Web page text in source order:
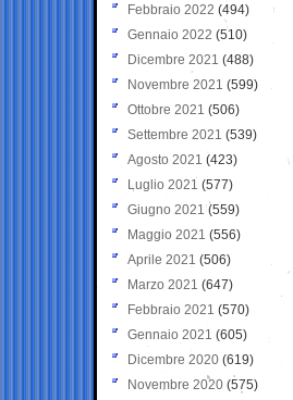
Febbraio 2022 (494)
Gennaio 2022 (510)
Dicembre 2021 (488)
Novembre 2021 (599)
Ottobre 2021 (506)
Settembre 2021 (539)
Agosto 2021 (423)
Luglio 2021 (577)
Giugno 2021(559)
Maggio 2021 (556)
Aprile 2021 (506)
Marzo 2021 (647)
Febbraio 2021 (570)
Gennaio 2021 (605)
Dicembre 2020 (619)
Novembre 2020 (575)